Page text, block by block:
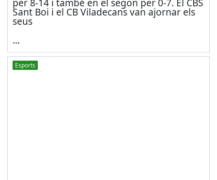
per 8-14 i també en el segon per 0-7. El CBS
Sant Boi i el CB Viladecans van ajornar els
seus
...
Esports